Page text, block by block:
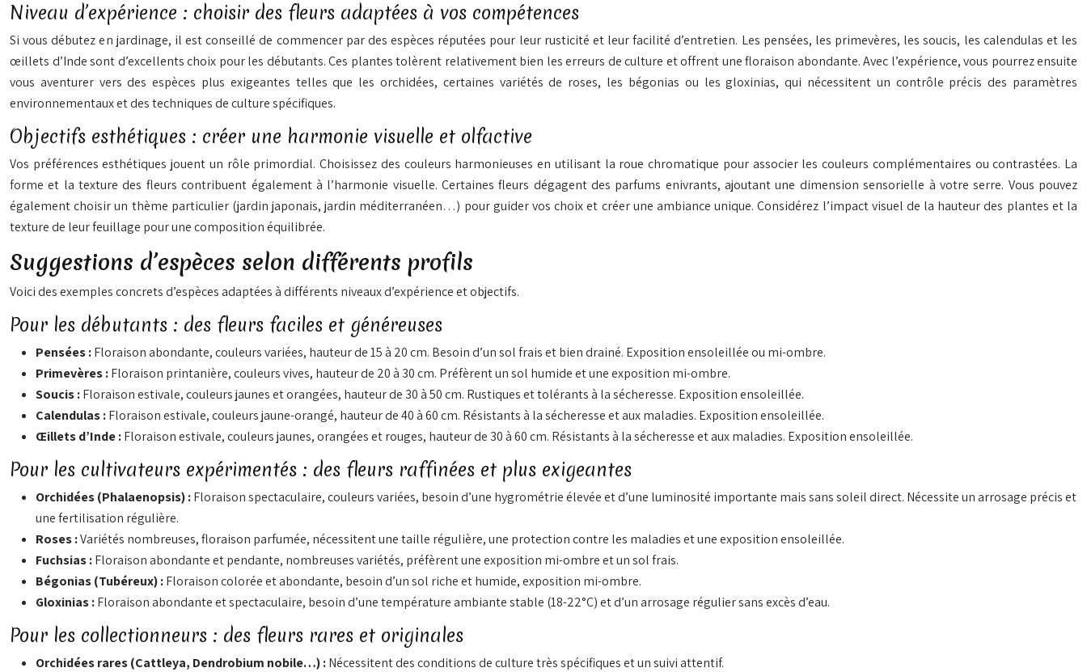
Niveau d’expérience : choisir des fleurs adaptées à vos compétences
Si vous débutez en jardinage, il est conseillé de commencer par des espèces réputées pour leur rusticité et leur facilité d’entretien. Les pensées, les primevères, les soucis, les calendulas et les
œillets d’Inde sont d’excellents choix pour les débutants. Ces plantes tolèrent relativement bien les erreurs de culture et offrent une floraison abondante. Avec l’expérience, vous pourrez ensuite
vous aventurer vers des espèces plus exigeantes telles que les orchidées, certaines variétés de roses, les bégonias ou les gloxinias, qui nécessitent un contrôle précis des paramètres
environnementaux et des techniques de culture spécifiques.
Objectifs esthétiques : créer une harmonie visuelle et olfactive
Vos préférences esthétiques jouent un rôle primordial. Choisissez des couleurs harmonieuses en utilisant la roue chromatique pour associer les couleurs complémentaires ou contrastées. La
forme et la texture des fleurs contribuent également à l’harmonie visuelle. Certaines fleurs dégagent des parfums enivrants, ajoutant une dimension sensorielle à votre serre. Vous pouvez
également choisir un thème particulier (jardin japonais, jardin méditerranéen…) pour guider vos choix et créer une ambiance unique. Considérez l’impact visuel de la hauteur des plantes et la
texture de leur feuillage pour une composition équilibrée.
Suggestions d’espèces selon différents profils
Voici des exemples concrets d’espèces adaptées à différents niveaux d’expérience et objectifs.
Pour les débutants : des fleurs faciles et généreuses
Pensées :Floraison abondante, couleurs variées, hauteur de 15 à 20 cm. Besoin d’un sol frais et bien drainé. Exposition ensoleillée ou mi-ombre.
Primevères :Floraison printanière, couleurs vives, hauteur de 20 à 30 cm. Préfèrent un sol humide et une exposition mi-ombre.
Soucis :Floraison estivale, couleurs jaunes et orangées, hauteur de 30 à 50 cm. Rustiques et tolérants à la sécheresse. Exposition ensoleillée.
Calendulas :Floraison estivale, couleurs jaune-orangé, hauteur de 40 à 60 cm. Résistants à la sécheresse et aux maladies. Exposition ensoleillée.
Œillets d’Inde :Floraison estivale, couleurs jaunes, orangées et rouges, hauteur de 30 à 60 cm. Résistants à la sécheresse et aux maladies. Exposition ensoleillée.
Pour les cultivateurs expérimentés : des fleurs raffinées et plus exigeantes
Orchidées (Phalaenopsis) :Floraison spectaculaire, couleurs variées, besoin d’une hygrométrie élevée et d’une luminosité importante mais sans soleil direct. Nécessite un arrosage précis et
une fertilisation régulière.
Roses :Variétés nombreuses, floraison parfumée, nécessitent une taille régulière, une protection contre les maladies et une exposition ensoleillée.
Fuchsias :Floraison abondante et pendante, nombreuses variétés, préfèrent une exposition mi-ombre et un sol frais.
Bégonias (Tubéreux) :Floraison colorée et abondante, besoin d’un sol riche et humide, exposition mi-ombre.
Gloxinias :Floraison abondante et spectaculaire, besoin d’une température ambiante stable (18-22°C) et d’un arrosage régulier sans excès d’eau.
Pour les collectionneurs : des fleurs rares et originales
Orchidées rares (Cattleya, Dendrobium nobile…) :Nécessitent des conditions de culture très spécifiques et un suivi attentif.